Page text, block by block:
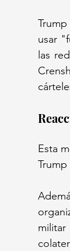
usar
las
Esta